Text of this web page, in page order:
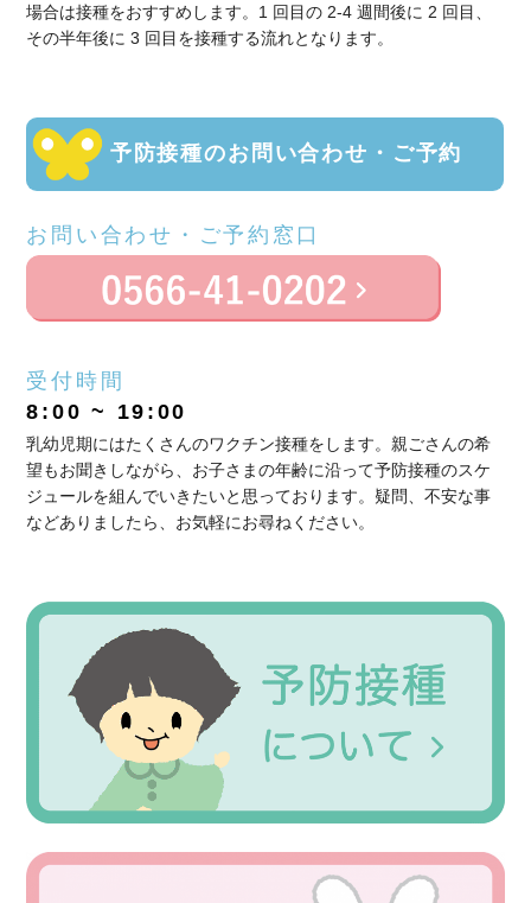
場合は接種をおすすめします。1 回目の 2‐4 週間後に 2 回目、
その半年後に 3 回目を接種する流れとなります。
予防接種のお問い合わせ・ご予約
お問い合わせ・ご予約窓口
受付時間
8:00 ~ 19:00
乳幼児期にはたくさんのワクチン接種をします。親ごさんの希
望もお聞きしながら、お子さまの年齢に沿って予防接種のスケ
ジュールを組んでいきたいと思っております。疑問、不安な事
などありましたら、お気軽にお尋ねください。
Primary
Sidebar